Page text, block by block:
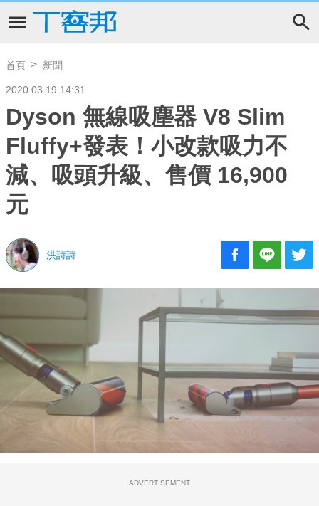
首頁 新聞
2020.03.19 14:31
Dyson 無線吸塵器 V8 Slim
Fluffy+發表！小改款吸力不
減、吸頭升級、售價 16,900
元
洪詩詩
ADVERTISEMENT